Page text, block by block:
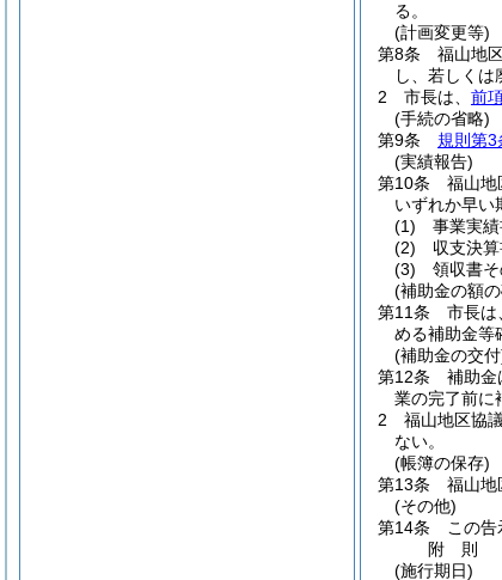
る。
(計画変更等)
第8条
福山地
し、若しくは
2
市長は、 前
(手続の省略)
第9条
規則第3
(実績報告)
第10条
福山地
いずれか早い
(1)
事業実
(2)
収支決
(3)
領収書
(補助金の額
第11条
市長は
める補助金等
(補助金の交
第12条
補助金
業の完了前に
2
福山地区協議
ない。
(帳簿の保存)
第13条
福山地
(その他)
第14条
この
附 則
(施行期日)